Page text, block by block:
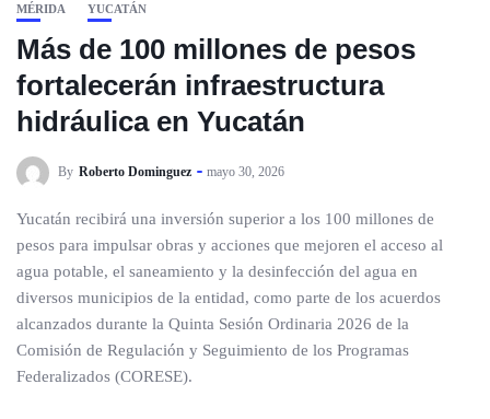
MÉRIDA YUCATÁN
Más de 100 millones de pesos
fortalecerán infraestructura
hidráulica en Yucatán
By Roberto Dominguez mayo 30, 2026
Yucatán recibirá una inversión superior a los 100 millones de
pesos para impulsar obras y acciones que mejoren el acceso al
agua potable, el saneamiento y la desinfección del agua en
diversos municipios de la entidad, como parte de los acuerdos
alcanzados durante la Quinta Sesión Ordinaria 2026 de la
Comisión de Regulación y Seguimiento de los Programas
Federalizados (CORESE).